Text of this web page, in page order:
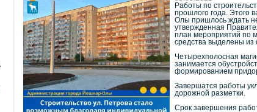
Работы по
прошлого года. Этого
Олы пришлось ждать
утвержденная
план мероприятий по
средства выделены
Четырехполосная
занимается
формированием
Завершатся работы
дорожной разметки.
Срок завершения